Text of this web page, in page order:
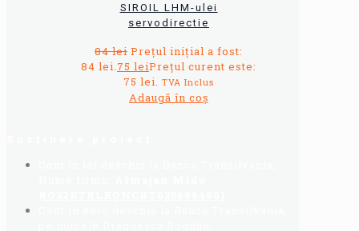
SIROIL LHM-ulei
servodirectie
84lei Prețul inițial a fost:
84 lei.75 leiPrețul curent este:
75 lei. TVA Inclus
Adaugă în coș